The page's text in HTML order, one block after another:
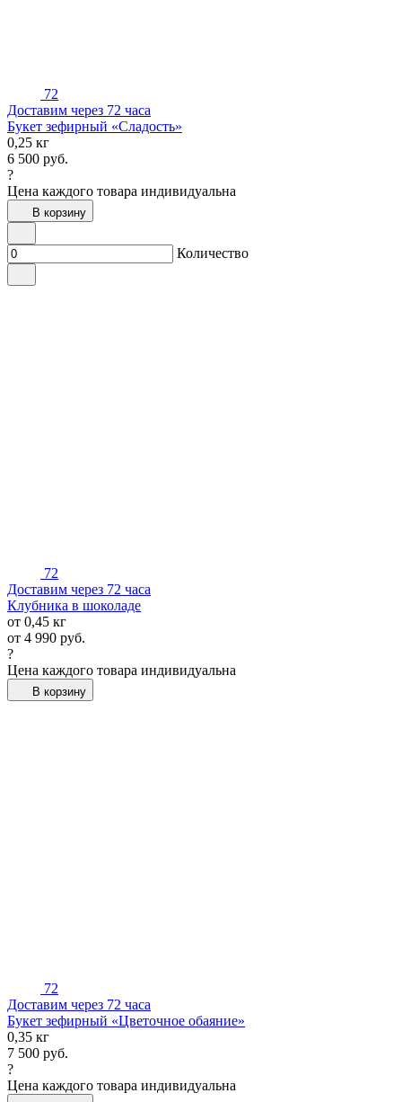
72
Доставим через 72 часа
Букет зефирный «Сладость»
0,25 кг
6 500 руб.
?
Цена каждого товара индивидуальна
В корзину
Количество
72
Доставим через 72 часа
Клубника в шоколаде
от 0,45 кг
от 4 990 руб.
?
Цена каждого товара индивидуальна
В корзину
72
Доставим через 72 часа
Букет зефирный «Цветочное обаяние»
0,35 кг
7 500 руб.
?
Цена каждого товара индивидуальна